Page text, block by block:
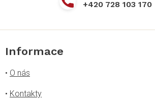
+420 728 103 170
Informace
• O nás
• Kontakty